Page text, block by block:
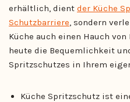
erhältlich, dient der Küche
Schutzbarriere, sondern
Küche auch einen Hauch
heute die Bequemlichkeit
Spritzschutzes in Ihrem
Küche Spritzschutz ist